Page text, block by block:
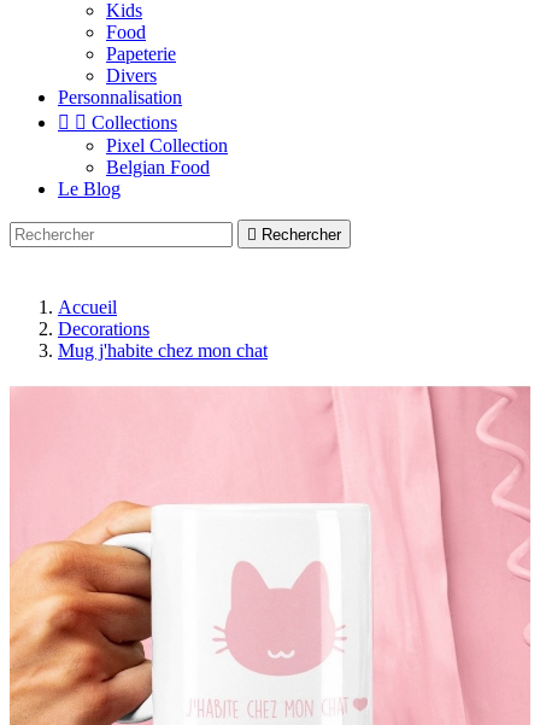
Kids
Food
Papeterie
Divers
Personnalisation
  Collections
Pixel Collection
Belgian Food
Le Blog
 Rechercher
Accueil
Decorations
Mug j'habite chez mon chat